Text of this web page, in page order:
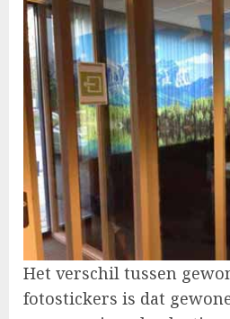
Het verschil tussen
fotostickers is dat